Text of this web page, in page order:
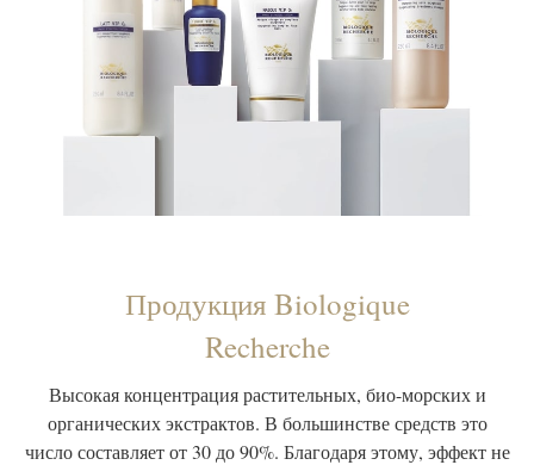
Продукция Biologique
Recherche
Высокая концентрация растительных, био-морских и
органических экстрактов. В большинстве средств это
число составляет от 30 до 90%. Благодаря этому, эффект не